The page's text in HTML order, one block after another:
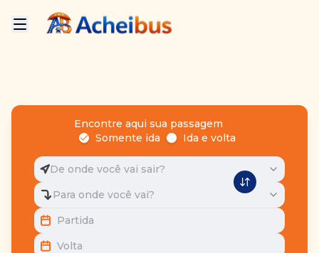
Encontre aqui sua passagem
Somente ida
Ida e volta
De onde você vai sair?
Para onde você vai?
Partida
Volta